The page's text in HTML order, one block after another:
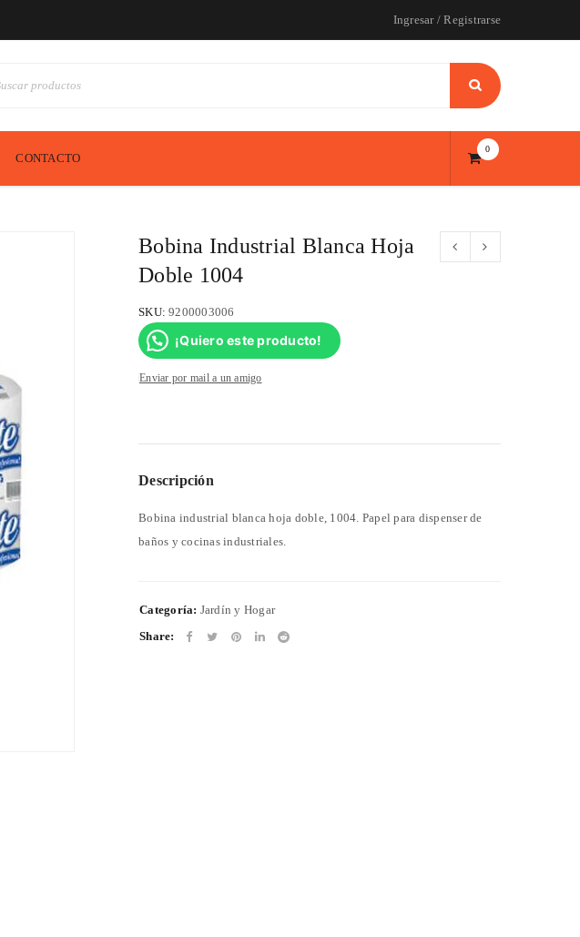
Ingresar/Registrarse
CONTACTO
0
Bobina Industrial Blanca Hoja
Doble 1004
SKU: 9200003006
¡Quiero este producto!
Enviar por mail a un amigo
Descripción
Bobina industrial blanca hoja doble, 1004. Papel para dispenser de
baños y cocinas industriales.
Categoría: Jardín y Hogar
Share: